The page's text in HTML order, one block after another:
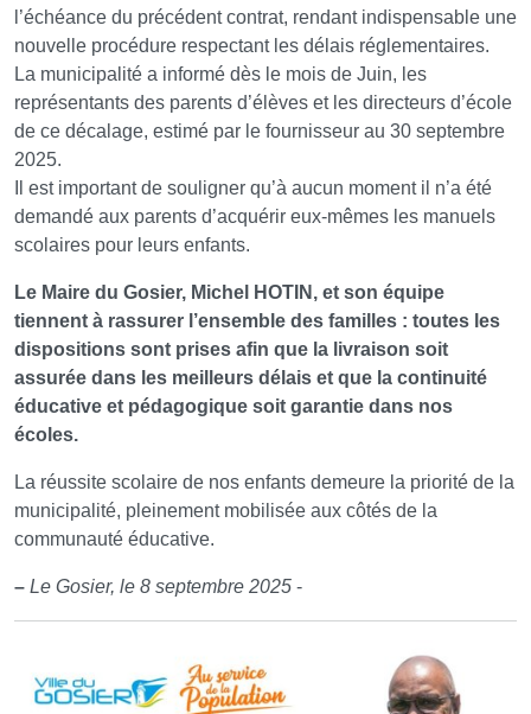
l’échéance du précédent contrat, rendant indispensable une
nouvelle procédure respectant les délais réglementaires.
La municipalité a informé dès le mois de Juin, les
représentants des parents d’élèves et les directeurs d’école
de ce décalage, estimé par le fournisseur au 30 septembre
2025.
Il est important de souligner qu’à aucun moment il n’a été
demandé aux parents d’acquérir eux-mêmes les manuels
scolaires pour leurs enfants.
Le Maire du Gosier, Michel HOTIN, et son équipe
tiennent à rassurer l’ensemble des familles : toutes les
dispositions sont prises afin que la livraison soit
assurée dans les meilleurs délais et que la continuité
éducative et pédagogique soit garantie dans nos
écoles.
La réussite scolaire de nos enfants demeure la priorité de la
municipalité, pleinement mobilisée aux côtés de la
communauté éducative.
– Le Gosier, le 8 septembre 2025 -